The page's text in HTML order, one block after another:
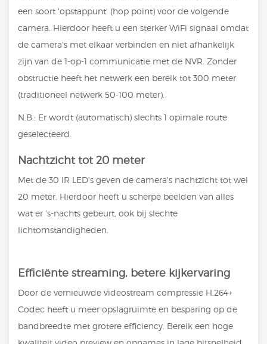
een soort 'opstappunt' (hop point) voor de volgende
camera. Hierdoor heeft u een sterker WiFi signaal omdat
de camera's met elkaar verbinden en niet afhankelijk
zijn van de 1-op-1 communicatie met de NVR. Zonder
obstructie heeft het netwerk een bereik tot 300 meter
(traditioneel netwerk 50-100 meter).
N.B.: Er wordt (automatisch) slechts 1 opimale route
geselecteerd.
Nachtzicht tot 20 meter
Met de 30 IR LED's geven de camera's nachtzicht tot wel
20 meter. Hierdoor heeft u scherpe beelden van alles
wat er 's-nachts gebeurt, ook bij slechte
lichtomstandigheden.
Efficiënte streaming, betere kijkervaring
Door de vernieuwde videostream compressie H.264+
Codec heeft u meer opslagruimte en besparing op de
bandbreedte met grotere efficiency. Bereik een hoge